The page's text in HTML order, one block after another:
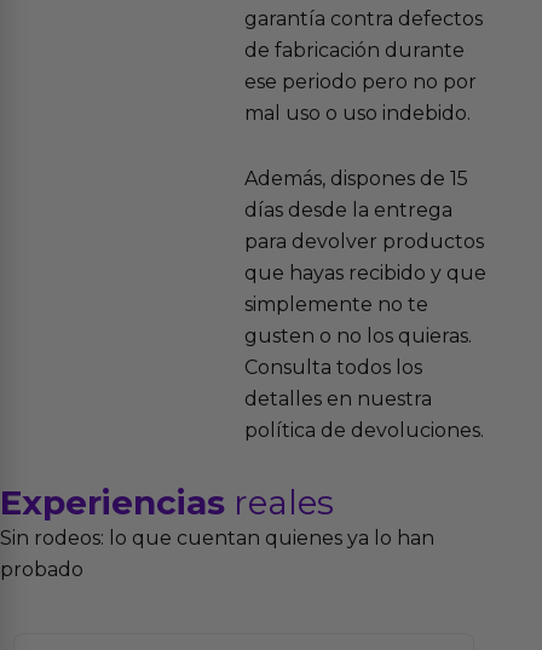
garantía contra defectos
de fabricación durante
ese periodo pero no por
mal uso o uso indebido.
Además, dispones de 15
días desde la entrega
para devolver productos
que hayas recibido y que
simplemente no te
gusten o no los quieras.
Consulta todos los
detalles en nuestra
política de devoluciones.
Experiencias reales
Sin rodeos: lo que cuentan quienes ya lo han
probado